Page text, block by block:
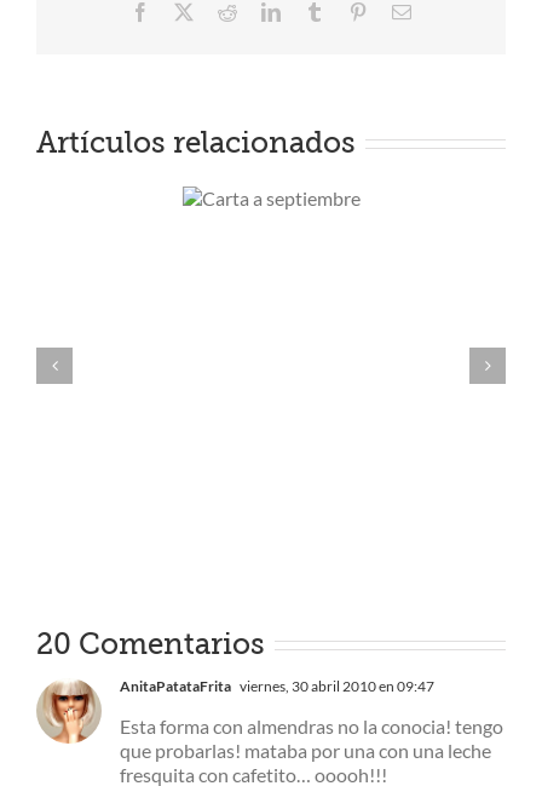
Facebook RedditLinkedInTumblr PinterestCorreo
Artículos relacionados
20 Comentarios
AnitaPatataFrita viernes, 30 abril 2010 en 09:47
Esta forma con almendras no la conocia! tengo
que probarlas! mataba por una con una leche
fresquita con cafetito… ooooh!!!